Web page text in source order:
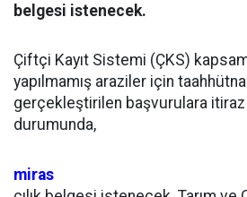
belgesi istenecek.
Çiftçi Kayıt Sistemi (ÇKS)
yapılmamış araziler için
gerçekleştirilen başvurulara
durumunda,
miras